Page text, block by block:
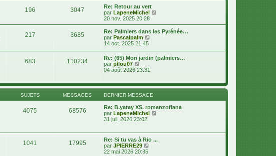
e
r
m
s
s
a
g
e
d
e
r
n
e
r
m
e
s
s
a
e
196 3047
Re: Retour au vert
par LapeneMichel
i
r
r
r
m
s
s
20 nov. 2025 20:28
217 3685
Re: Palmiers dans les Pyrénée…
par Pascalpalm
l
r
n
i
e
r
m
s
a
14 oct. 2025 21:45
683 110234
Re: (65) Mon jardin (palmiers…
par pilou07
o
l
e
e
r
n
i
r
m
e
s
04 août 2026 23:31
SUJETS MESSAGES DERNIER MESSAGE
4075 68576
Re: B.yatay XS. romanzofiana
par LapeneMichel
e
31 juil. 2026 23:02
1041 17995
Re: Si tu vas à Rio ...
par JPIERRE29
22 mai 2026 20:35